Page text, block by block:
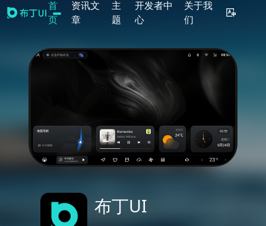
首
页
资讯文
章
主
题
开发者中
心
关于我
们
布丁UI